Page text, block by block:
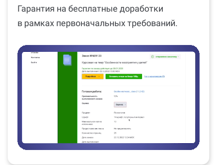
Гарантия на бесплатные доработки
в рамках первоначальных требований.